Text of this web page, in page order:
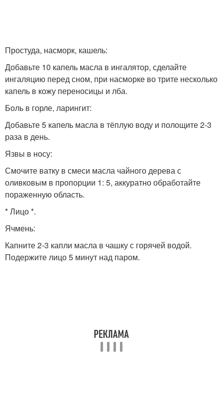
Простуда, насморк, кашель:
Добавьте 10 капель масла в ингалятор, сделайте
ингаляцию перед сном, при насморке во трите несколько
капель в кожу переносицы и лба.
Боль в горле, ларингит:
Добавьте 5 капель масла в тёплую воду и полощите 2-3
раза в день.
Язвы в носу:
Смочите ватку в смеси масла чайного дерева с
оливковым в пропорции 1: 5, аккуратно обработайте
пораженную область.
* Лицо *.
Ячмень:
Капните 2-3 капли масла в чашку с горячей водой.
Подержите лицо 5 минут над паром.